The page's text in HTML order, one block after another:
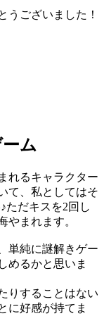
うございました！
ム
れるキャラクター
て、私としてはそ
ただキスを2回し
やまれます。
単純に謎解きゲー
めるかと思いま
りすることはない
に好感が持てま